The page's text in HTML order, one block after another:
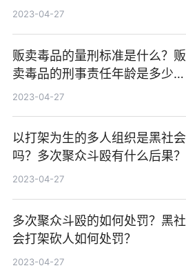
2023-04-27
贩卖毒品的量刑标准是什么？贩
卖毒品的刑事责任年龄是多少
岁？
2023-04-27
以打架为生的多人组织是黑社会
吗？多次聚众斗殴有什么后果？
2023-04-27
多次聚众斗殴的如何处罚？黑社
会打架砍人如何处罚？
2023-04-27